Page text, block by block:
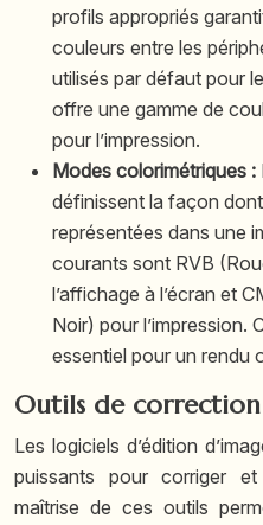
profils appropriés
couleurs entre les
utilisés par défaut pour
offre une gamme de
pour l’impression.
Modes colorimétriques :
définissent la façon
représentées dans une
courants sont RVB
l’affichage à l’écran et
Noir) pour l’impression.
essentiel pour un rendu
Outils de
Les logiciels d’édition
puissants pour corriger
maîtrise de ces outils